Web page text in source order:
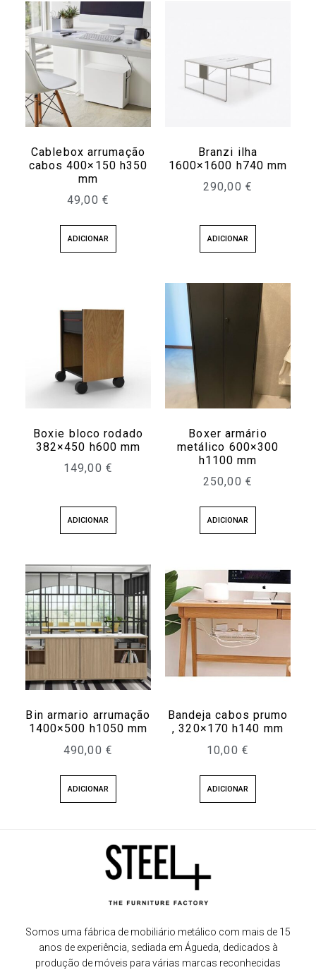
Cablebox arrumação
cabos 400×150 h350
mm
49,00 €
ADICIONAR
Branzi ilha
1600×1600 h740 mm
290,00 €
ADICIONAR
Boxie bloco rodado
382×450 h600 mm
149,00 €
ADICIONAR
Boxer armário
metálico 600×300
h1100 mm
250,00 €
ADICIONAR
Bin armario arrumação
1400×500 h1050 mm
490,00 €
ADICIONAR
Bandeja cabos prumo
, 320×170 h140 mm
10,00 €
ADICIONAR
Somos uma fábrica de mobiliário metálico com mais de 15
anos de experiência, sediada em Águeda, dedicados à
produção de móveis para várias marcas reconhecidas